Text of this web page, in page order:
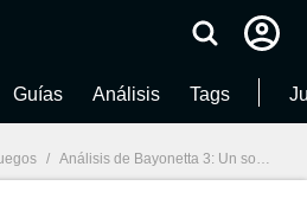
Guías Análisis Tags
/ Análisis de Bayonetta 3: Un sobresaliente clímax infinito repleto de capas